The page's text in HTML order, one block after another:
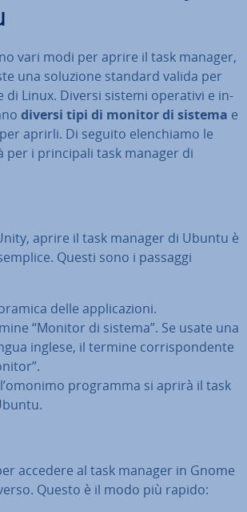
vari modi per aprire il task manager,
una soluzione standard valida per
di Linux. Diversi sistemi operativi e in­
diversi tipi di monitor di sistema e
aprirli. Di seguito elen­chia­mo le
per i prin­ci­pa­li task manager di
aprire il task manager di Ubuntu è
Questi sono i passaggi
delle ap­pli­ca­zio­ni.
“Monitor di sistema”. Se usate una
inglese, il termine cor­ri­spon­den­te
programma si aprirà il task
accedere al task manager in Gnome
Questo è il modo più rapido: